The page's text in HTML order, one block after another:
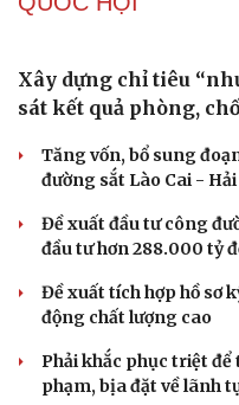
Bắt nhóm trộn thuốc
Khởi tố đối tượng vận
Lật tẩy hành vi xâm
Truy tố tài xế xe tải vụ
TỔ CHỨC NHÂN